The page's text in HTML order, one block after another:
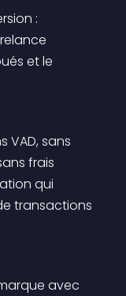
:
et le
VAD, sans
frais
qui
transactions
avec